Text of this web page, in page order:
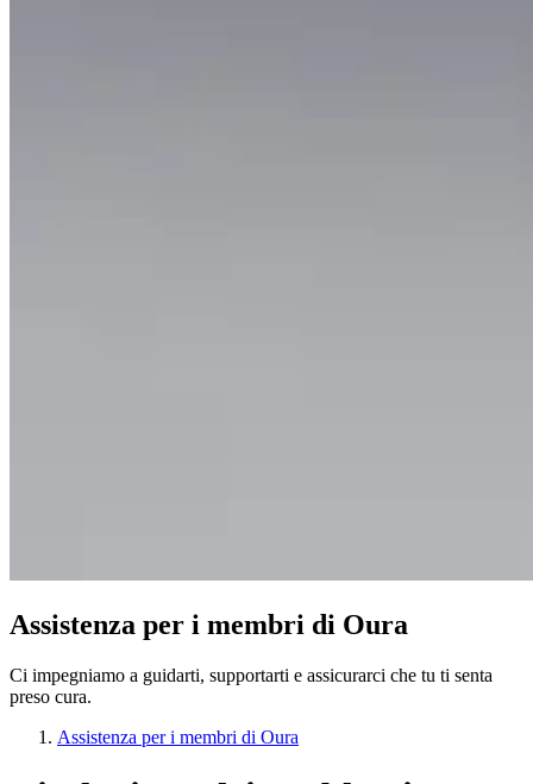
Assistenza per i membri di Oura
Ci impegniamo a guidarti, supportarti e assicurarci che tu ti senta
preso cura.
Assistenza per i membri di Oura